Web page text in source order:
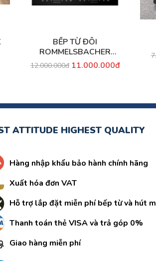
BẾP TỪ ĐÔI
ROMMELSBACHER
EBC3430/IN
12.000.000đ 11.000.000đ
ATTITUDE HIGHEST QUALITY
Hàng nhập khẩu bảo hành chính hãng
Xuất hóa đơn VAT
Hỗ trợ lắp đặt miễn phí bếp từ và hút
Thanh toán thẻ VISA và trả góp 0%
Giao hàng miễn phí